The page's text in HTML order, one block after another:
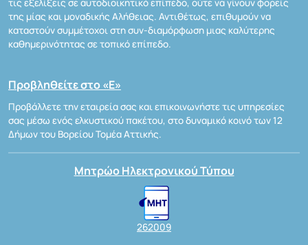
της μίας και μοναδικής Αλήθειας. Αντιθέτως, επιθυμούν να
καταστούν συμμέτοχοι στη συν-διαμόρφωση μιας καλύτερης
καθημερινότητας σε τοπικό επίπεδο.
Προβληθείτε στο «Ε»
Προβάλλετε την εταιρεία σας και επικοινωνήστε τις υπηρεσίες
σας μέσω ενός ελκυστικού πακέτου, στο δυναμικό κοινό των 12
Δήμων του Βορείου Τομέα Αττικής.
Μητρώο Ηλεκτρονικού Τύπου
262009